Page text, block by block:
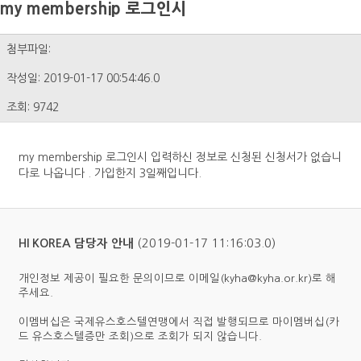
my membership 로그인시
첨부파일:
작성일: 2019-01-17 00:54:46.0
조회: 9742
my membership 로그인시 입력하신 정보로 신청된 신청서가 없습니
다로 나옵니다 . 가입한지 3일째입니다.
HI KOREA 담당자 안내 (2019-01-17 11:16:03.0)
개인정보 제공이 필요한 문의이므로 이메일(kyha@kyha.or.kr)로 해
주세요.
이멤버십은 국제유스호스텔연맹에서 직접 발행되므로 마이멤버십(카
드 유스호스텔증만 조회)으로 조회가 되지 않습니다.